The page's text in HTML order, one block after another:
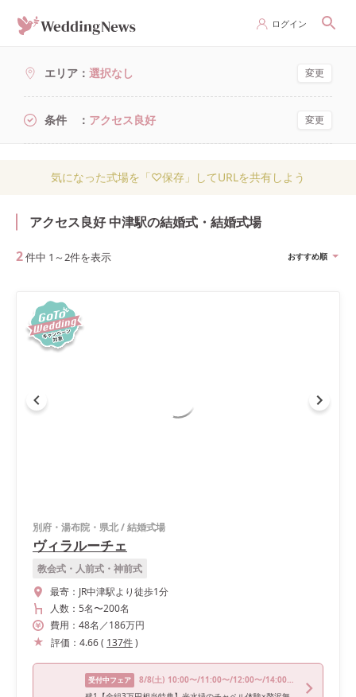
ログイン
エリア 選択なし 変更
条件 アクセス良好 変更
気になった式場を「♡保存」してURLを共有しよう
アクセス良好 中津駅の結婚式・結婚式場
2件中 1 ～ 2件を表示 おすすめ順
別府・湯布院・県北/結婚式場
ヴィラルーチェ
教会式・人前式・神前式
最寄： JR中津駅より徒歩1分
人数： 5名〜200名
費用： 48名 ／186万円
評価： 4.66( 137件)
受付中フェア 8/8(土) 10:00〜/11:00〜/12:00〜/14:00〜/16:00〜